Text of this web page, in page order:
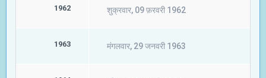
1962 शुक्रवार, 09 फ़रवरी 1962
1963 मंगलवार, 29 जनवरी 1963